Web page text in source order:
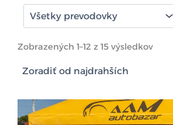
Zobrazených 1–12 z 15 výsledkovpodľa